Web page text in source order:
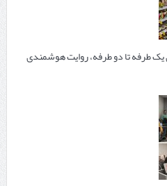
طرفه تا دو طرفه، روایت هوشمندی